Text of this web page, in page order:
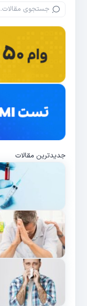
جدیدترین مقالات